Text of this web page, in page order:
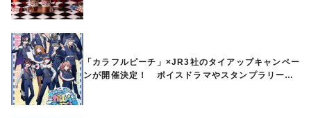
「カラフルピーチ」×JR3社のタイアップキャンペー
ンが開催決定！ ボイスドラマやスタンプラリー、